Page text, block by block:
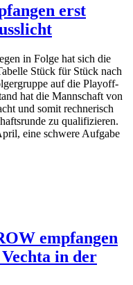
erst
in Folge hat sich die
Stück für Stück nach
auf die Playoff-
hat die Mannschaft von
und somit rechnerisch
zu qualifizieren.
eine schwere Aufgabe
empfangen
in der